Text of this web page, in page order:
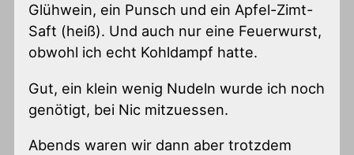
Glühwein, ein Punsch und ein Apfel-Zimt-
Saft (heiß). Und auch nur eine Feuerwurst,
obwohl ich echt Kohldampf hatte.
Gut, ein klein wenig Nudeln wurde ich noch
genötigt, bei Nic mitzuessen.
Abends waren wir dann aber trotzdem